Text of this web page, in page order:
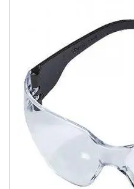
Роботи-газонокосарки
Дровоколи
Культиватори
Генератори
Насоси водяні/мотопомпи
Повітродувки і садові
пилососи
Обприскувачі